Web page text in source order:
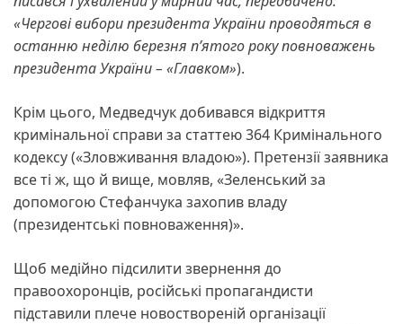
«Чергові вибори президента України проводяться в
останню неділю березня п’ятого року повноважень
президента України – «Главком»).
Крім цього, Медведчук добивався відкриття
кримінальної справи за статтею 364 Кримінального
кодексу («Зловживання владою»). Претензії заявника
все ті ж, що й вище, мовляв, «Зеленський за
допомогою Стефанчука захопив владу
(президентські повноваження)».
Щоб медійно підсилити звернення до
правоохоронців, російські пропагандисти
підставили плече новоствореній організації